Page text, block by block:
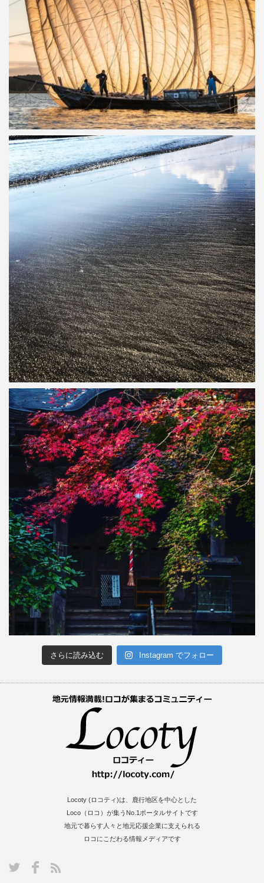
さらに読み込む Instagram でフォロー
Locoty (ロコティ)は、鹿行地区を中心とした
Loco（ロコ）が集うNo.1ポータルサイトです
地元で暮らす人々と地元応援企業に支えられる
ロコにこだわる情報メディアです